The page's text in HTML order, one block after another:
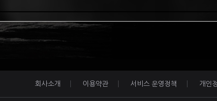
회사소개 이용약관 서비스 운영정책 개인